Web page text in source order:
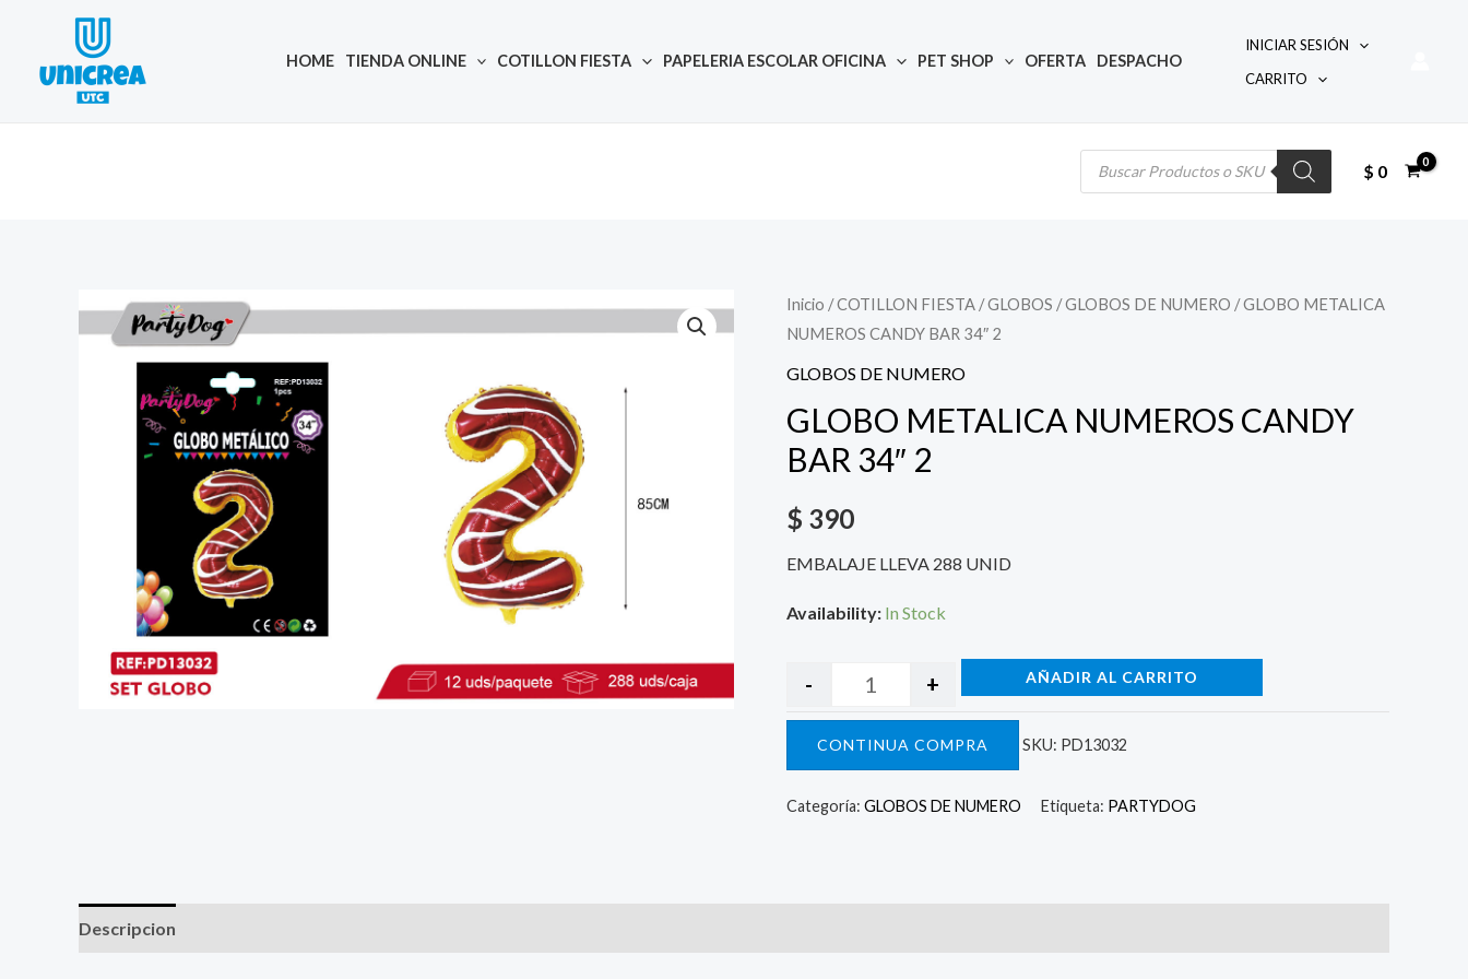
content
HOME TIENDA ONLINE COTILLON FIESTA PAPELERIA ESCOLAR OFICINA PET SHOP OFERTA DESPACHO
INICIAR SESIÓN
CARRITO
Búsqueda
$ 0
Inicio /COTILLON FIESTA /GLOBOS /GLOBOS DE NUMERO / GLOBO METALICA
NUMEROS CANDY BAR 34″ 2
GLOBOS DE NUMERO
GLOBO METALICA NUMEROS CANDY
BAR 34″ 2
$ 390
EMBALAJE LLEVA 288 UNID
Availability: In Stock
Quantity
- + AÑADIR AL CARRITO
CONTINUA COMPRA SKU: PD13032
Categoría: GLOBOS DE NUMERO Etiqueta: PARTYDOG
Descripcion